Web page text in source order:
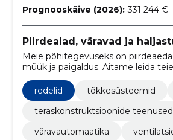
Prognooskäive (2026): 331 244 €
Piirdeaiad, väravad ja
Meie põhitegevuseks on
müük ja paigaldus. Aitame leida
redelid
tõkkesüsteemid
teraskonstruktsioonide teenused
väravautomaatika